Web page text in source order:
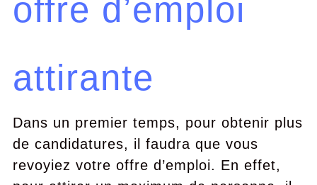
offre d’emploi
attirante
Dans un premier temps, pour obtenir plus
de candidatures, il faudra que vous
revoyiez votre offre d’emploi. En effet,